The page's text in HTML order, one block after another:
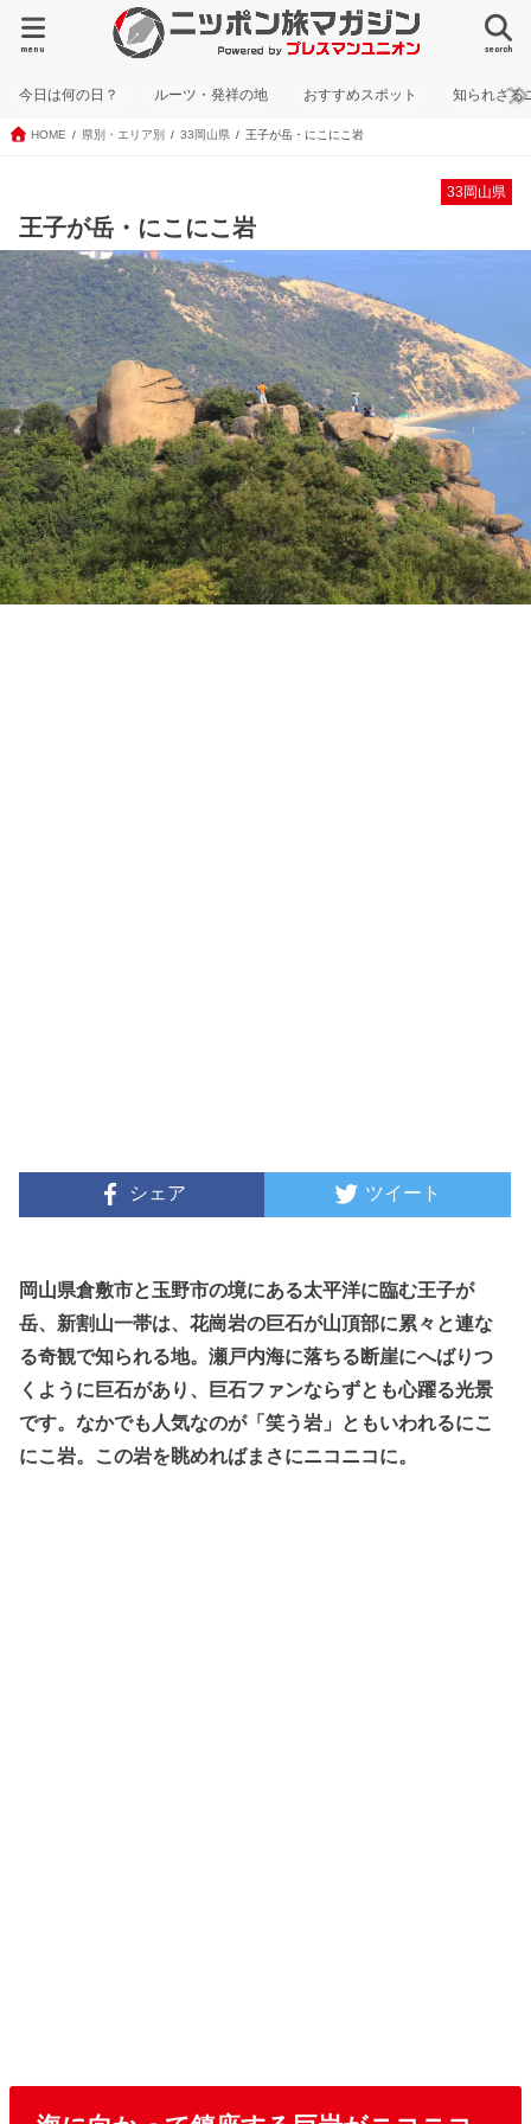
search
menu
今日は何の日？ ルーツ・発祥の地 おすすめスポット 知られざる
HOME 県別・エリア別 33岡山県 王子が岳・にこにこ岩
33岡山県
王子が岳・にこにこ岩
シェア ツイート
岡山県倉敷市と玉野市の境にある太平洋に臨む王子が
岳、新割山一帯は、花崗岩の巨石が山頂部に累々と連な
る奇観で知られる地。瀬戸内海に落ちる断崖にへばりつ
くように巨石があり、巨石ファンならずとも心躍る光景
です。なかでも人気なのが「笑う岩」ともいわれるにこ
にこ岩。この岩を眺めればまさにニコニコに。